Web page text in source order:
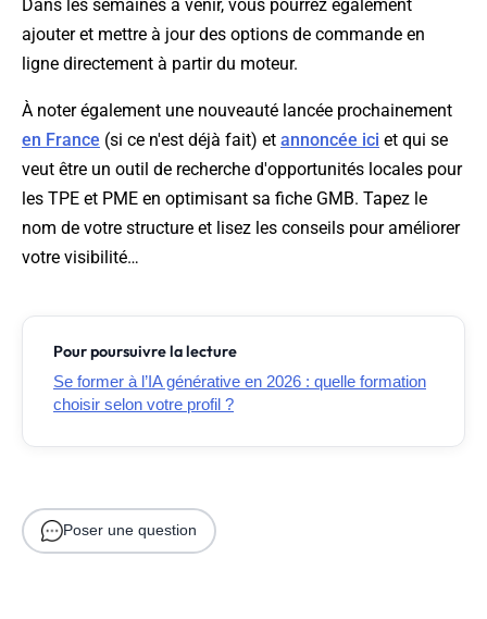
Dans les semaines à venir, vous pourrez également
ajouter et mettre à jour des options de commande en
ligne directement à partir du moteur.
À noter également une nouveauté lancée prochainement
en France (si ce n'est déjà fait) et annoncée ici et qui se
veut être un outil de recherche d'opportunités locales pour
les TPE et PME en optimisant sa fiche GMB. Tapez le
nom de votre structure et lisez les conseils pour améliorer
votre visibilité…
Pour poursuivre la lecture
Se former à l’IA générative en 2026 : quelle formation
choisir selon votre profil ?
Poser une question